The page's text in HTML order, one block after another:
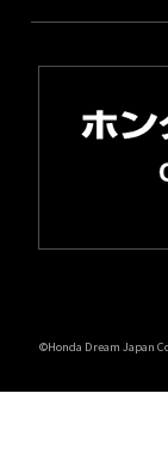
©Honda Dream Japan